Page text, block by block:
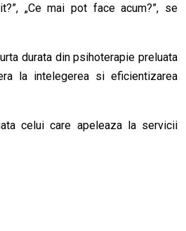
„Ce mai pot face acum?”, se
durata din psihoterapie preluata
la intelegerea si eficientizarea
celui care apeleaza la servicii